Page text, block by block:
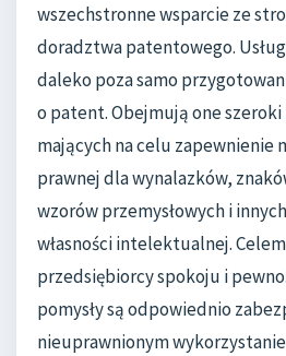
wszechstronne wsparcie ze
doradztwa patentowego.
daleko poza samo
o patent. Obejmują one szeroki
mających na celu zapewnienie
prawnej dla wynalazków,
wzorów przemysłowych i
własności intelektualnej.
przedsiębiorcy spokoju i
pomysły są odpowiednio
nieuprawnionym